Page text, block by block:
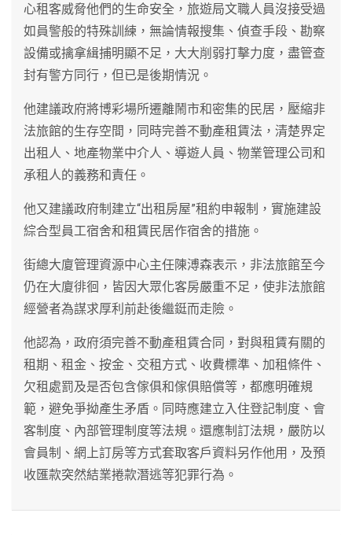
心租客威脅他們的生命安全，旅遊局文職人員沒接受過
如員警般的特殊訓練，無論情報搜集、偵查手段、勘察
設備或擒拿緝捕明顯不足，大大削弱打擊力度，盡管查
封有警方同行，但已是後期情況。
他建議政府將博彩場所遷離鬧市和密集的民居，壓縮非
法旅館的生存空間，同時完善不動產租賃法，清楚界定
出租人、地產物業中介人、導遊人員、物業管理公司和
承租人的義務和責任。
他又建議政府制建立“出租房屋”租約申報制，實施建設
綜合型員工宿舍和租賃民居作宿舍的措施。
街總大廈管理資源中心主任陳溥森表示，非法旅館至今
仍在大廈徘徊，皆因大眾化客房嚴重不足，使非法旅館
經營者為謀求厚利前赴後繼鋌而走險。
他認為，政府須完善不動產租賃合同，對與租賃有關的
租期、租金、按金、交租方式、收費標準、加租條件、
欠租處罰及是否包含傢俱和傢俱賠償等，都應明確規
範，避免爭拗產生矛盾。同時應建立入住登記制度、會
客制度、內部管理制度等法規。還應制訂法規，嚴防以
會員制、網上訂房等方式套取客戶資料另作他用，及預
收匯款突然結業捲款潛逃等犯罪行為。